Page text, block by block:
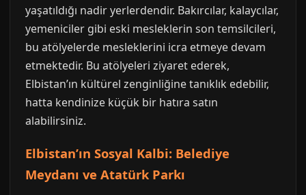
yaşatıldığı nadir yerlerdendir. Bakırcılar, kalaycılar,
yemeniciler gibi eski mesleklerin son temsilcileri,
bu atölyelerde mesleklerini icra etmeye devam
etmektedir. Bu atölyeleri ziyaret ederek,
Elbistan’ın kültürel zenginliğine tanıklık edebilir,
hatta kendinize küçük bir hatıra satın
alabilirsiniz.
Elbistan’ın Sosyal Kalbi: Belediye
Meydanı ve Atatürk Parkı